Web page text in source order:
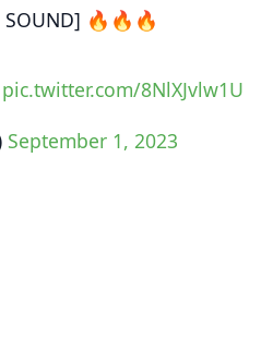
SOUND] 🔥🔥🔥
pic.twitter.com/8NlXJvlw1U
September 1, 2023